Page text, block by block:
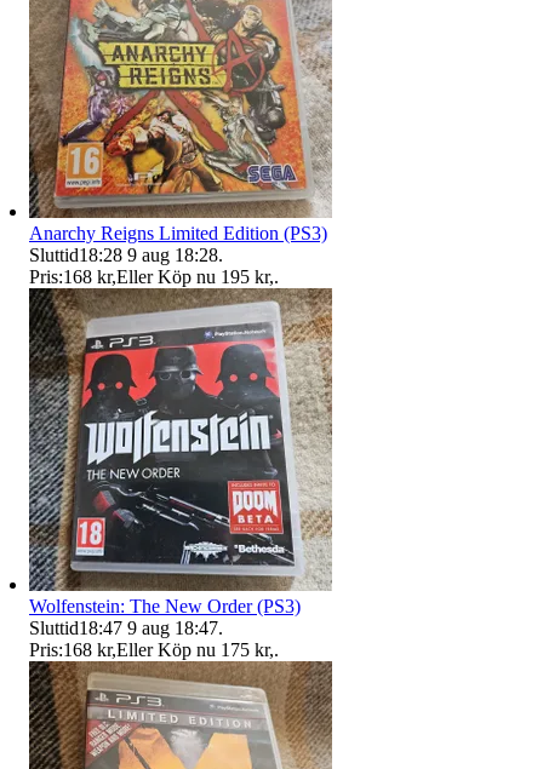
Anarchy Reigns Limited Edition (PS3)
Sluttid18:28 9 aug 18:28.
Pris:168 kr,Eller Köp nu 195 kr,.
Wolfenstein: The New Order (PS3)
Sluttid18:47 9 aug 18:47.
Pris:168 kr,Eller Köp nu 175 kr,.